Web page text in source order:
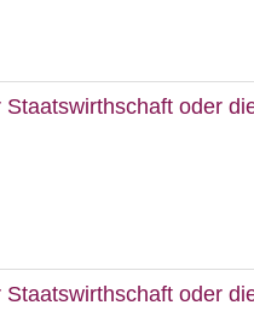
oder
oder